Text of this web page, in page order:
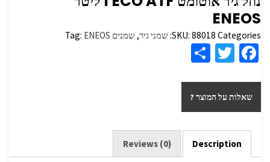
ENEOS
SKU: 88018 Categories: שמני גיר,שמנים Tag: ENEOS
Fa
b
o
o
k
T
tt
er
ar
e
שאלות על המוצר ?
Description
Reviews (0)